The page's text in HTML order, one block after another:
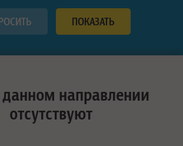
направлении
отсутствуют